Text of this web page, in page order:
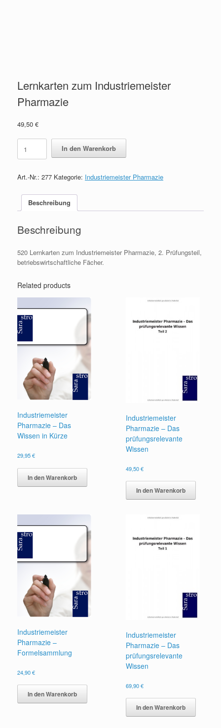
Lernkarten zum Industriemeister
Pharmazie
49,50 €
Lernkarten
zum
Industriemeister
quantity
In den Warenkorb
Art.-Nr.: 277 Kategorie: Industriemeister Pharmazie
Beschreibung
Beschreibung
520 Lernkarten zum Industriemeister Pharmazie, 2. Prüfungsteil,
betriebswirtschaftliche Fächer.
Related products
Industriemeister
Pharmazie – Das
Wissen in Kürze
29,95€
In den Warenkorb
Industriemeister
Pharmazie – Das
prüfungsrelevante
Wissen
49,50€
In den Warenkorb
Industriemeister
Pharmazie –
Formelsammlung
24,90€
In den Warenkorb
Industriemeister
Pharmazie – Das
prüfungsrelevante
Wissen
69,90€
In den Warenkorb